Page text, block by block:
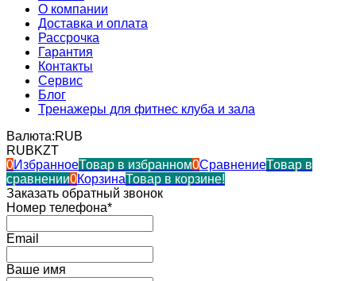
О компании
Доставка и оплата
Рассрочка
Гарантия
Контакты
Сервис
Блог
Тренажеры для фитнес клуба и зала
Валюта:RUB
RUBKZT
0ИзбранноеТовар в избранном0СравнениеТовар в
сравнении0КорзинаТовар в корзине!
Заказать обратный звонок
Номер телефона*
Email
Ваше имя